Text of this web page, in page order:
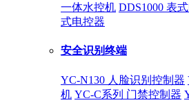
一体水控机 DDS1000 表
式电控器
安全识别终端
YC-N130 人脸识别控制器
机 YC-C系列 门禁控制器